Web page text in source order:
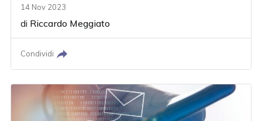
14 Nov 2023
di Riccardo Meggiato
Condividi